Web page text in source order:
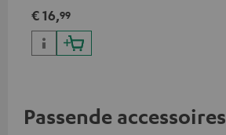
4K 3D
€ 16,99
Passende accessoires